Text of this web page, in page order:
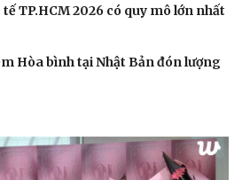
Podcast
Câu chuyện thời sự
TP.HCM 2026 có quy mô lớn nhất
Hòa bình tại Nhật Bản đón lượng